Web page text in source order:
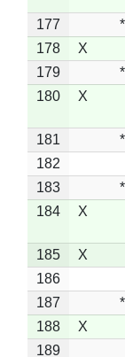
177 *
178
X
179
*
180
X
181 *
182
183
*
184
X
185 X
186
187
*
188
X
189